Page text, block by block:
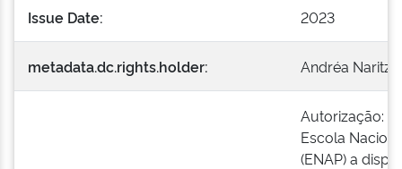
Issue Date: 2023
metadata.dc.rights.holder: Andréa
Autorização:
Escola
(ENAP) a